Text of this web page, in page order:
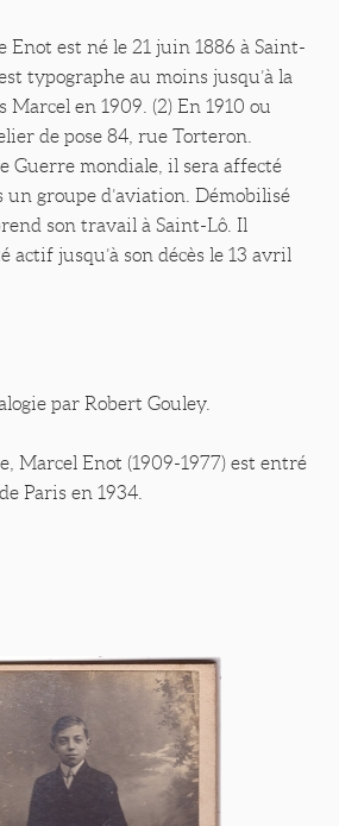
Enot est né le 21 juin 1886 à Saint-
typographe au moins jusqu’à la
Marcel en 1909. (2) En 1910 ou
de pose 84, rue Torteron.
Guerre mondiale, il sera affecté
un groupe d’aviation. Démobilisé
son travail à Saint-Lô. Il
actif jusqu’à son décès le 13 avril
par Robert Gouley.
Marcel Enot (1909-1977) est entré
Paris en 1934.